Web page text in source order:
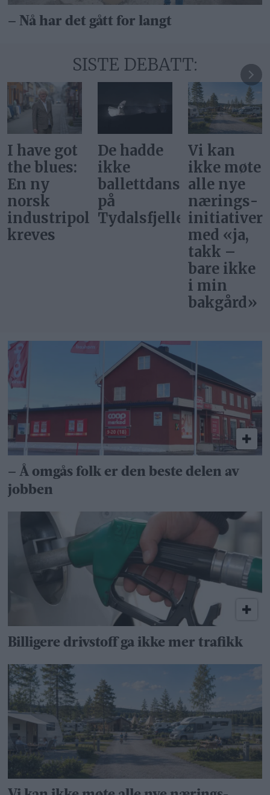
– Nå har det gått for langt
SISTE DEBATT:
De hadde
ikke
ballettdansere
på
Tydalsfjellet
Vi kan
ikke møte
alle nye
nærings­
initiativer
Svar på
«Gi alle
barn en
rettferdig
start»
– Å omgås folk er den beste delen av
jobben
Billigere drivstoff ga ikke mer trafikk